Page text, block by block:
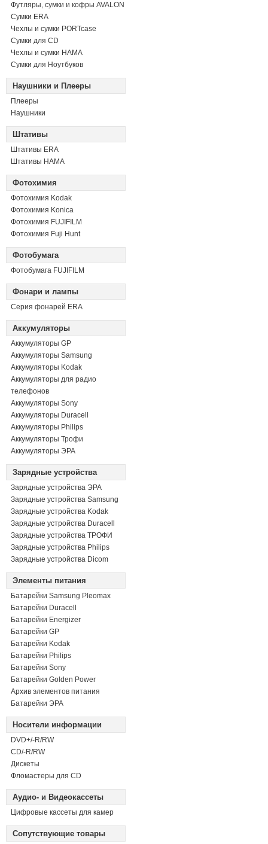
Футляры, сумки и кофры AVALON
Сумки ERA
Чехлы и сумки PORTcase
Сумки для CD
Чехлы и сумки HAMA
Сумки для Ноутбуков
Наушники и Плееры
Плееры
Наушники
Штативы
Штативы ERA
Штативы HAMA
Фотохимия
Фотохимия Kodak
Фотохимия Konica
Фотохимия FUJIFILM
Фотохимия Fuji Hunt
Фотобумага
Фотобумага FUJIFILM
Фонари и лампы
Серия фонарей ERA
Аккумуляторы
Аккумуляторы GP
Аккумуляторы Samsung
Аккумуляторы Kodak
Аккумуляторы для радио
телефонов
Аккумуляторы Sony
Аккумуляторы Duracell
Аккумуляторы Philips
Аккумуляторы Трофи
Аккумуляторы ЭРА
Зарядные устройства
Зарядные устройства ЭРА
Зарядные устройства Samsung
Зарядные устройства Kodak
Зарядные устройства Duracell
Зарядные устройства ТРОФИ
Зарядные устройства Philips
Зарядные устройства Dicom
Элементы питания
Батарейки Samsung Pleomax
Батарейки Duracell
Батарейки Energizer
Батарейки GP
Батарейки Kodak
Батарейки Philips
Батарейки Sony
Батарейки Golden Power
Архив элементов питания
Батарейки ЭРА
Носители информации
DVD+/-R/RW
СD/-R/RW
Дискеты
Фломастеры для CD
Аудио- и Видеокассеты
Цифровые кассеты для камер
Сопутствующие товары